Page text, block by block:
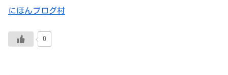
にほんブログ村
0